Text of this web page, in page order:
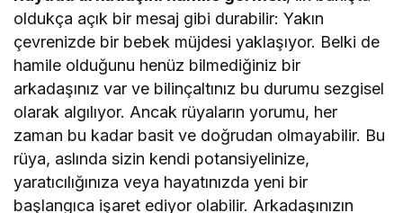
oldukça açık bir mesaj gibi durabilir: Yakın
çevrenizde bir bebek müjdesi yaklaşıyor. Belki de
hamile olduğunu henüz bilmediğiniz bir
arkadaşınız var ve bilinçaltınız bu durumu sezgisel
olarak algılıyor. Ancak rüyaların yorumu, her
zaman bu kadar basit ve doğrudan olmayabilir. Bu
rüya, aslında sizin kendi potansiyelinize,
yaratıcılığınıza veya hayatınızda yeni bir
başlangıca işaret ediyor olabilir. Arkadaşınızın